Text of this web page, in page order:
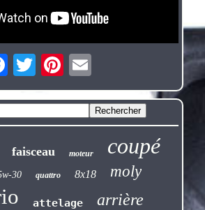
faisceau moteur coupé
30 quattro 8x18 moly
attelage arrière